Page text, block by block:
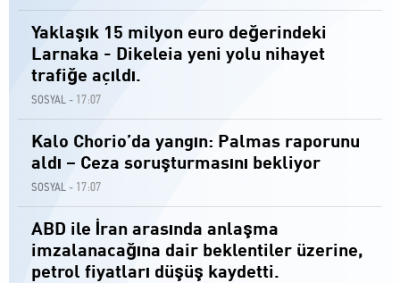
Yaklaşık 15 milyon euro değerindeki
Larnaka - Dikeleia yeni yolu nihayet
trafiğe açıldı.
SOSYAL - 17:07
Kalo Chorio’da yangın: Palmas raporunu
aldı – Ceza soruşturmasını bekliyor
SOSYAL - 17:07
ABD ile İran arasında anlaşma
imzalanacağına dair beklentiler üzerine,
petrol fiyatları düşüş kaydetti.